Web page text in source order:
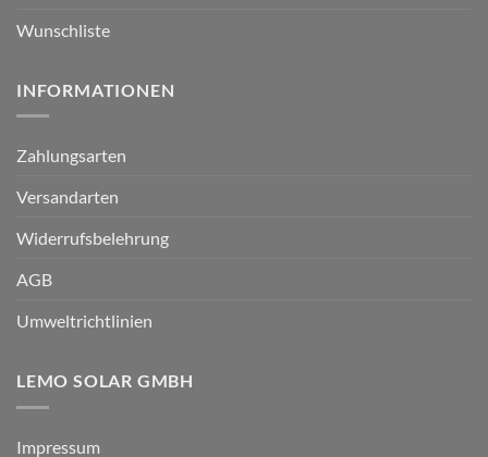
Wunschliste
INFORMATIONEN
Zahlungsarten
Versandarten
Widerrufsbelehrung
AGB
Umweltrichtlinien
LEMO SOLAR GMBH
Impressum